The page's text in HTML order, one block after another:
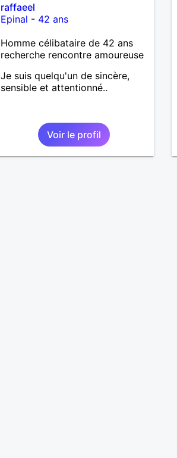
raffaeel
Epinal - 42 ans
Homme célibataire de 42 ans
recherche rencontre amoureuse
Je suis quelqu'un de sincère,
sensible et attentionné..
Voir le profil